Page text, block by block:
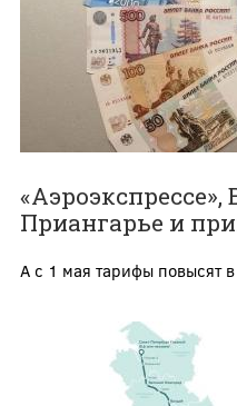
Приангарье и
А с 1 мая тарифы повысят